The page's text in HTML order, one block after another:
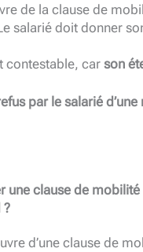
de la clause de
salarié doit donner
contestable, car son
par le salarié
une clause de
?
d’une clause de